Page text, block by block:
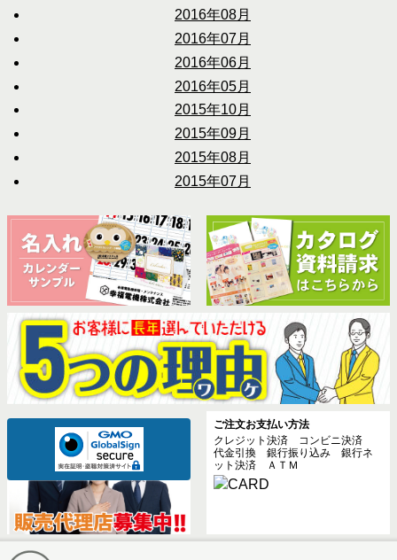
2016年08月
2016年07月
2016年06月
2016年05月
2015年10月
2015年09月
2015年08月
2015年07月
ご注文お支払い方法
クレジット決済 コンビニ決済
代金引換 銀行振り込み 銀行ネ
ット決済 ＡＴＭ